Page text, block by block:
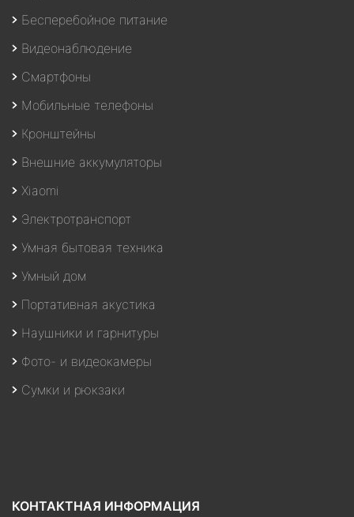
Бесперебойное питание
Видеонаблюдение
Смартфоны
Мобильные телефоны
Кронштейны
Внешние аккумуляторы
Xiaomi
Электротранспорт
Умная бытовая техника
Умный дом
Портативная акустика
Наушники и гарнитуры
Фото- и видеокамеры
Сумки и рюкзаки
КОНТАКТНАЯ ИНФОРМАЦИЯ